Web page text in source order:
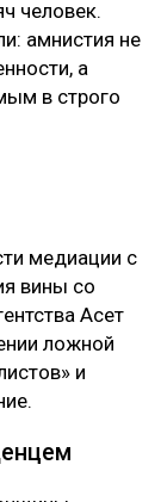
человек.
амнистия не
а
в строго
медиации с
вины со
Асет
ложной
и